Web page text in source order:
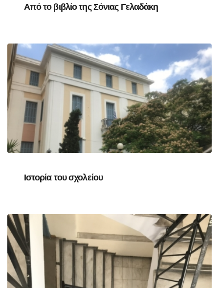
Από το βιβλίο της Σόνιας Γελαδάκη
Ιστορία του σχολείου